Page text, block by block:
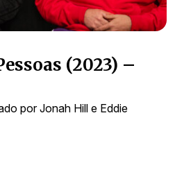
(2023) –
por Jonah Hill e Eddie